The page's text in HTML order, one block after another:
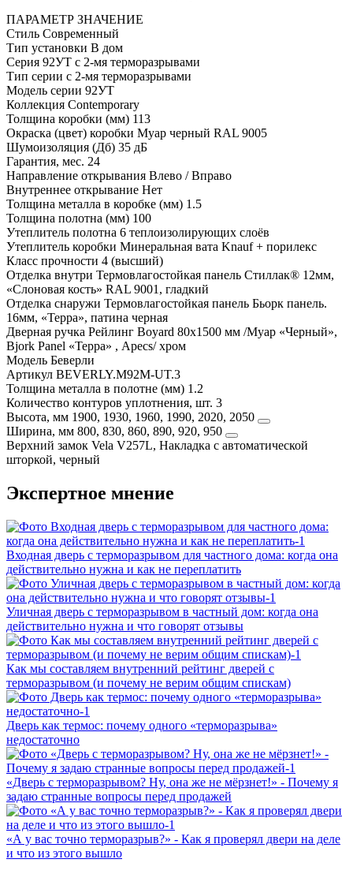
ПАРАМЕТР ЗНАЧЕНИЕ
Стиль Современный
Тип установки В дом
Серия 92УТ с 2-мя терморазрывами
Тип серии с 2-мя терморазрывами
Модель серии 92УТ
Коллекция Contemporary
Толщина коробки (мм) 113
Окраска (цвет) коробки Муар черный RAL 9005
Шумоизоляция (Дб) 35 дБ
Гарантия, мес. 24
Направление открывания Влево / Вправо
Внутреннее открывание Нет
Толщина металла в коробке (мм) 1.5
Толщина полотна (мм) 100
Утеплитель полотна 6 теплоизолирующих слоёв
Утеплитель коробки Минеральная вата Knauf + порилекс
Класс прочности 4 (высший)
Отделка внутри Термовлагостойкая панель Стиллак® 12мм,
«Слоновая кость» RAL 9001, гладкий
Отделка снаружи Термовлагостойкая панель Бьорк панель.
16мм, «Терра», патина черная
Дверная ручка Рейлинг Boyard 80x1500 мм /Муар «Черный»,
Bjork Panel «Терра» , Apecs/ хром
Модель Беверли
Артикул BEVERLY.M92M-UT.3
Толщина металла в полотне (мм) 1.2
Количество контуров уплотнения, шт. 3
Высота, мм 1900, 1930, 1960, 1990, 2020, 2050
Ширина, мм 800, 830, 860, 890, 920, 950
Верхний замок Vela V257L, Накладка с автоматической
шторкой, черный
Экспертное мнение
Входная дверь с терморазрывом для частного дома: когда она
действительно нужна и как не переплатить
Уличная дверь с терморазрывом в частный дом: когда она
действительно нужна и что говорят отзывы
Как мы составляем внутренний рейтинг дверей с
терморазрывом (и почему не верим общим спискам)
Дверь как термос: почему одного «терморазрыва»
недостаточно
«Дверь с терморазрывом? Ну, она же не мёрзнет!» - Почему я
задаю странные вопросы перед продажей
«А у вас точно терморазрыв?» - Как я проверял двери на деле
и что из этого вышло